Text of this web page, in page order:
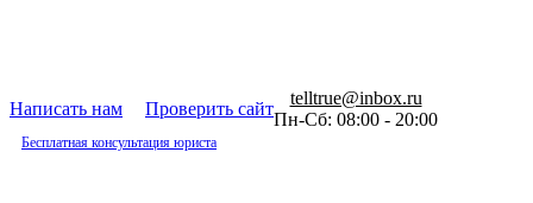
Написать нам Проверить сайт
telltrue@inbox.ru
Пн-Сб: 08:00 - 20:00
Бесплатная консультация юриста